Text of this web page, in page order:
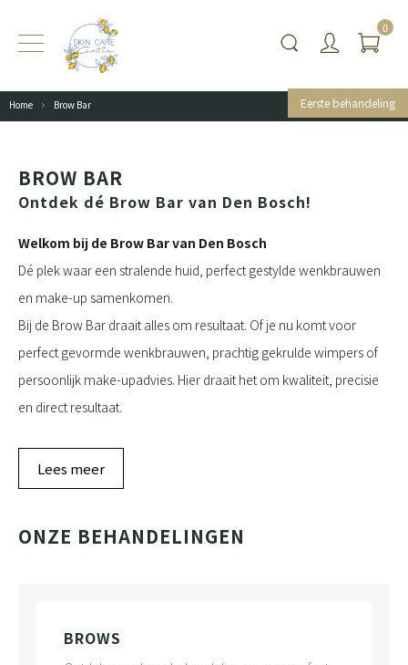
Eerste behandeling
0
Home Brow Bar
BROW BAR
Ontdek dé Brow Bar van Den Bosch!
Welkom bij de Brow Bar van Den Bosch
Dé plek waar een stralende huid, perfect gestylde wenkbrauwen
en make-up samenkomen.
Bij de Brow Bar draait alles om resultaat. Of je nu komt voor
perfect gevormde wenkbrauwen, prachtig gekrulde wimpers of
persoonlijk make-upadvies. Hier draait het om kwaliteit, precisie
en direct resultaat.
Lees meer
ONZE BEHANDELINGEN
BROWS